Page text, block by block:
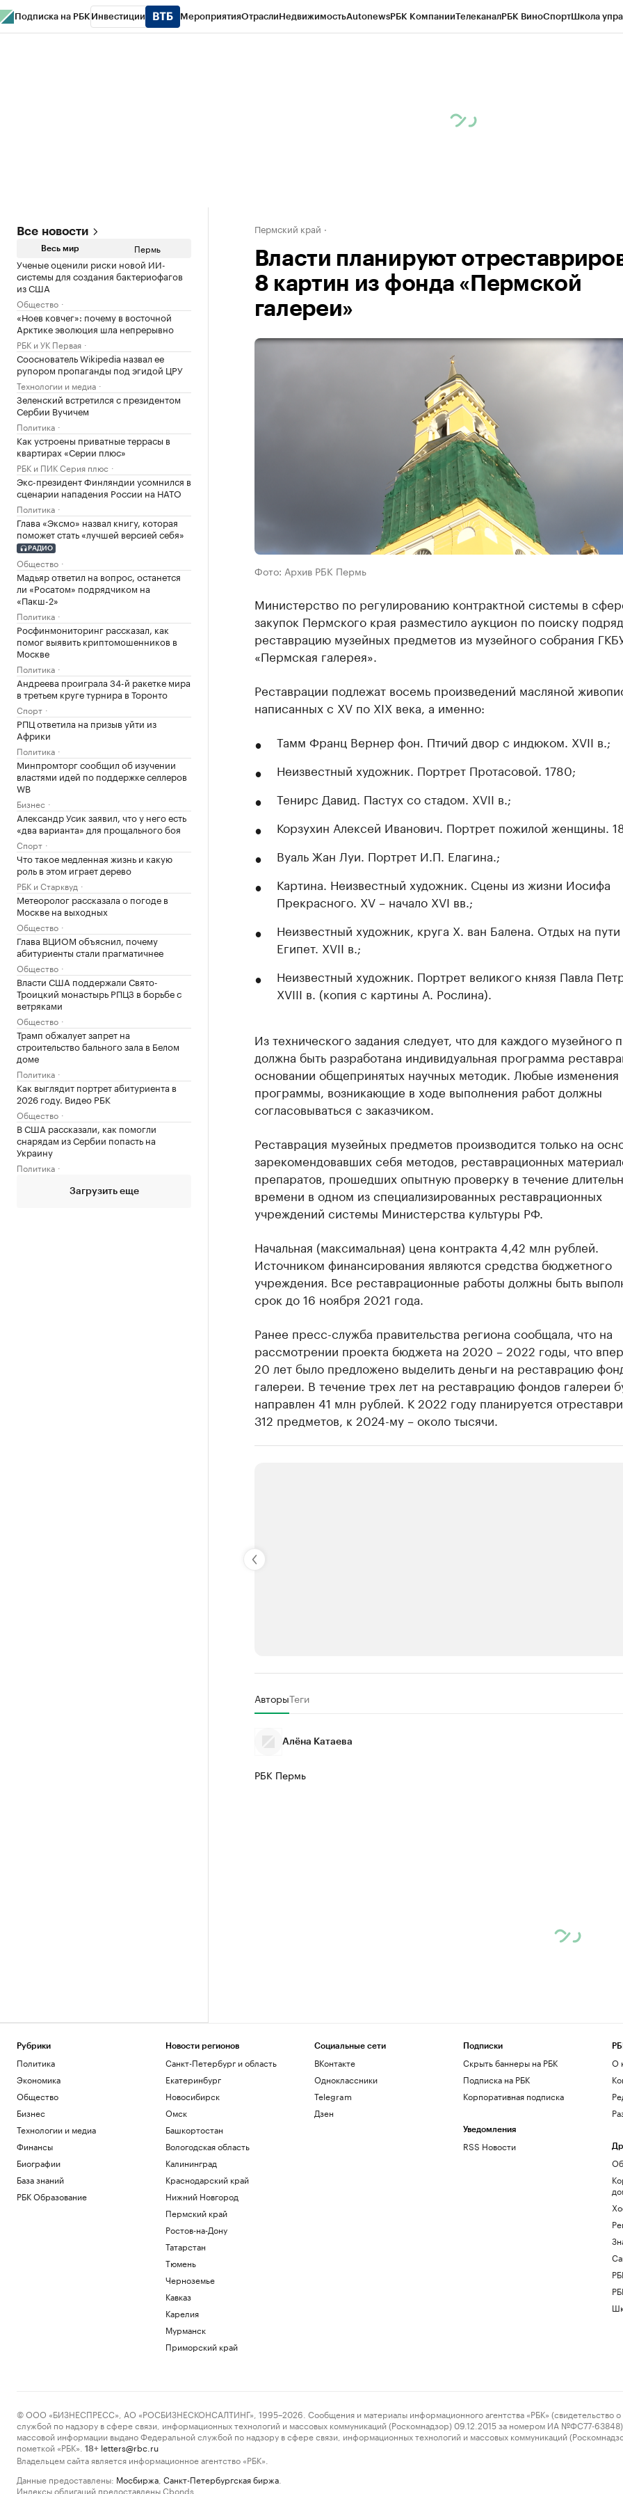
Подписка на РБК Инвестиции МероприятияОтраслиНедвижимостьAutonewsРБК КомпанииТелеканалРБК ВиноСпортШкола
Все новости
Весь мир Пермь
Ученые оценили риски новой ИИ-
системы для создания бактериофагов
из США
Общество
«Ноев ковчег»: почему в восточной
Арктике эволюция шла непрерывно
РБК и УК Первая
Сооснователь Wikipedia назвал ее
рупором пропаганды под эгидой ЦРУ
Технологии и медиа
Зеленский встретился с президентом
Сербии Вучичем
Политика
Как устроены приватные террасы в
квартирах «Серии плюс»
РБК и ПИК Серия плюс
Экс-президент Финляндии усомнился в
сценарии нападения России на НАТО
Политика
Глава «Эксмо» назвал книгу, которая
поможет стать «лучшей версией себя»
РАДИО
Общество
Мадьяр ответил на вопрос, останется
ли «Росатом» подрядчиком на
«Пакш-2»
Политика
Росфинмониторинг рассказал, как
помог выявить криптомошенников в
Москве
Политика
Андреева проиграла 34-й ракетке мира
в третьем круге турнира в Торонто
Спорт
РПЦ ответила на призыв уйти из
Африки
Политика
Минпромторг сообщил об изучении
властями идей по поддержке селлеров
WB
Бизнес
Александр Усик заявил, что у него есть
«два варианта» для прощального боя
Спорт
Что такое медленная жизнь и какую
роль в этом играет дерево
РБК и Старквуд
Метеоролог рассказала о погоде в
Москве на выходных
Общество
Глава ВЦИОМ объяснил, почему
абитуриенты стали прагматичнее
Общество
Власти США поддержали Свято-
Троицкий монастырь РПЦЗ в борьбе с
ветряками
Общество
Трамп обжалует запрет на
строительство бального зала в Белом
доме
Политика
Как выглядит портрет абитуриента в
2026 году. Видео РБК
Общество
В США рассказали, как помогли
снарядам из Сербии попасть на
Украину
Политика
Загрузить еще
Пермский край
Власти планируют
8 картин из фонда «Пермской
галереи»
Фото: Архив РБК Пермь
Министерство по регулированию контрактной системы в
закупок Пермского края разместило аукцион по поиску
реставрацию музейных предметов из музейного собрания
«Пермская галерея».
Реставрации подлежат восемь произведений масляной
написанных с XV по XIX века, а именно:
Тамм Франц Вернер фон. Птичий двор с индюком. XVII в.;
Неизвестный художник. Портрет Протасовой. 1780;
Тенирс Давид. Пастух со стадом. XVII в.;
Корзухин Алексей Иванович. Портрет пожилой женщины.
Вуаль Жан Луи. Портрет И.П. Елагина.;
Картина. Неизвестный художник. Сцены из жизни Иосифа
Прекрасного. XV – начало XVI вв.;
Неизвестный художник, круга Х. ван Балена. Отдых на пути
Египет. XVII в.;
Неизвестный художник. Портрет великого князя Павла
XVIII в. (копия с картины А. Рослина).
Из технического задания следует, что для каждого музейного
должна быть разработана индивидуальная программа
основании общепринятых научных методик. Любые изменения
программы, возникающие в ходе выполнения работ должны
согласовываться с заказчиком.
Реставрация музейных предметов производится только на
зарекомендовавших себя методов, реставрационных
препаратов, прошедших опытную проверку в течение
времени в одном из специализированных реставрационных
учреждений системы Министерства культуры РФ.
Начальная (максимальная) цена контракта 4,42 млн рублей.
Источником финансирования являются средства бюджетного
учреждения. Все реставрационные работы должны быть
срок до 16 ноября 2021 года.
Ранее пресс-служба правительства региона сообщала, что на
рассмотрении проекта бюджета на 2020 – 2022 годы, что
20 лет было предложено выделить деньги на реставрацию
галереи. В течение трех лет на реставрацию фондов галереи
направлен 41 млн рублей. К 2022 году планируется
312 предметов, к 2024-му – около тысячи.
Крупнейшие производители и продавцы медийной
Ознакомьтесь с информацией в каталоге
АвторыТеги
Алёна Катаева
РБК Пермь
Рубрики
Политика
Экономика
Общество
Бизнес
Технологии и медиа
Финансы
Биографии
База знаний
РБК Образование
Новости регионов
Санкт-Петербург и область
Екатеринбург
Новосибирск
Омск
Башкортостан
Вологодская область
Калининград
Краснодарский край
Нижний Новгород
Пермский край
Ростов-на-Дону
Татарстан
Тюмень
Черноземье
Кавказ
Карелия
Мурманск
Приморский край
Социальные сети
ВКонтакте
Одноклассники
Telegram
Дзен
Подписки
Скрыть баннеры на РБК
Подписка на РБК
Корпоративная подписка
Уведомления
RSS Новости
О
© ООО «БИЗНЕСПРЕСС», АО «РОСБИЗНЕСКОНСАЛТИНГ», 1995–2026. Сообщения и материалы информационного агентства «РБК» (свидетельство о
службой по надзору в сфере связи, информационных технологий и массовых коммуникаций (Роскомнадзор) 09.12.2015 за номером ИА №ФС77-63848)
массовой информации выдано Федеральной службой по надзору в сфере связи, информационных технологий и массовых коммуникаций
пометкой «РБК».
18+ letters@rbc.ru
Владельцем сайта является информационное агентство «РБК».
Данные предоставлены: Мосбиржа Санкт-Петербургская биржа
Индексы облигаций предоставлены Cbonds.